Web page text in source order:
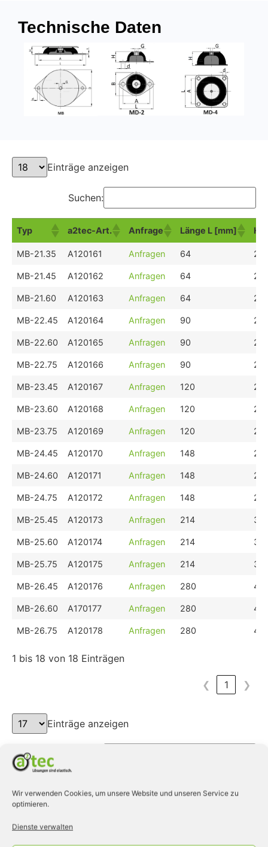
Wir verwenden Cookies, um unsere Website und unseren Service zu
optimieren.
Dienste verwalten
Technische Daten
Einträge anzeigen
Suchen:
Typ a2tec-Art. Anfrage Länge L [mm]
Typ
a2tec-Art. Anfrage Länge L [mm]
MB-21.35 A120161 Anfragen 64 20
MB-21.45 A120162 Anfragen 64 20
MB-21.60 A120163 Anfragen 64 20
MB-22.45 A120164 Anfragen 90 24
MB-22.60 A120165 Anfragen 90 24
MB-22.75 A120166 Anfragen 90 24
MB-23.45 A120167 Anfragen 120 27
MB-23.60 A120168 Anfragen 120 27
MB-23.75 A120169 Anfragen 120 27
MB-24.45 A120170 Anfragen 148 28
MB-24.60 A120171 Anfragen 148 28
MB-24.75 A120172 Anfragen 148 28
MB-25.45 A120173 Anfragen 214 39
MB-25.60 A120174 Anfragen 214 39
MB-25.75 A120175 Anfragen 214 39
MB-26.45 A120176 Anfragen 280 44
MB-26.60 A170177 Anfragen 280 44
MB-26.75 A120178 Anfragen 280 44
1 bis 18 von 18 Einträgen
❮ 1 ❯
Einträge anzeigen
Typ
MD-21.40
MD-21.60 A120247